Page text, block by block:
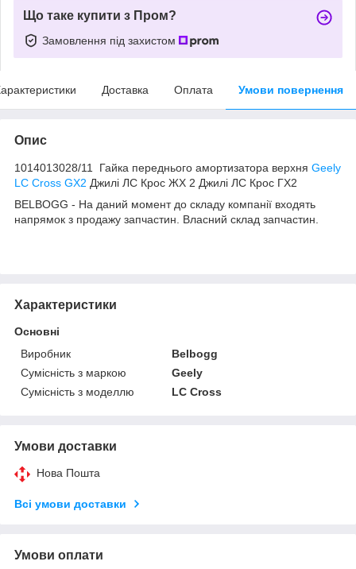
Що таке купити з Пром?
Замовлення під захистом
Доставка Оплата Умови повернення
Опис
1014013028/11 Гайка переднього амортизатора верхня Geely
LC Cross GX2 Джилі ЛС Крос ЖХ 2 Джилі ЛС Крос ГХ2
BELBOGG - На даний момент до складу компанії входять
напрямок з продажу запчастин. Власний склад запчастин.
Характеристики
Основні
Виробник
Belbogg
Сумісність з маркою
Geely
Сумісність з моделлю
LC Cross
Умови доставки
Нова Пошта
Всі умови доставки
Умови оплати